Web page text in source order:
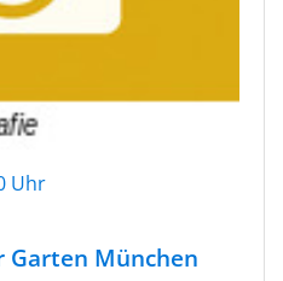
Uhr
Garten München